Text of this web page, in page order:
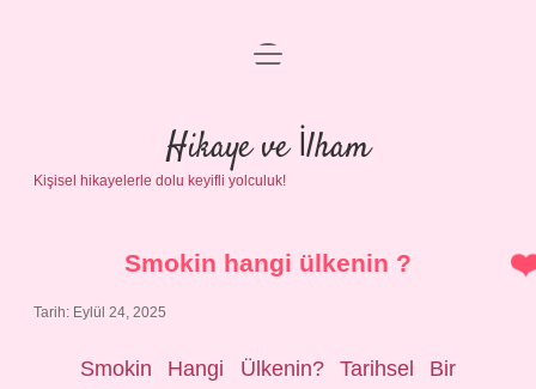
Anasayfa
Gizlilik Politikası
Yasal Uyarı
menüyü
Hikaye ve İlham
Kişisel hikayelerle dolu keyifli yolculuk!
Smokin hangi ülkenin ?
Tarih: Eylül 24, 2025
Smokin Hangi Ülkenin? Tarihsel Bir